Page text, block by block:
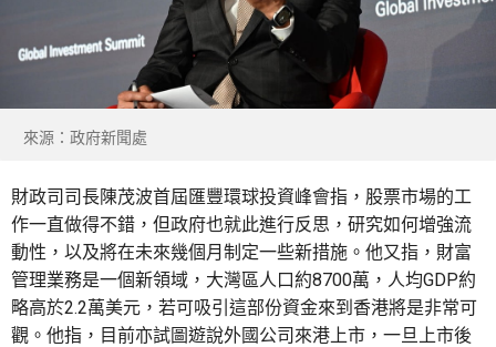
來源：政府新聞處
財政司司長陳茂波首屆匯豐環球投資峰會指，股票市場的工
作一直做得不錯，但政府也就此進行反思，研究如何增強流
動性，以及將在未來幾個月制定一些新措施。他又指，財富
管理業務是一個新領域，大灣區人口約8700萬，人均GDP約
略高於2.2萬美元，若可吸引這部份資金來到香港將是非常可
觀。他指，目前亦試圖遊說外國公司來港上市，一旦上市後